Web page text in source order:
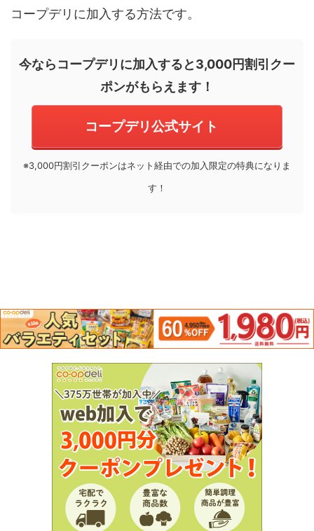
コープデリに加入する方法です。
今ならコープデリに加入すると3,000円割引クー
ポンがもらえます！
コープデリ公式サイト
※3,000円割引クーポンはネット経由での加入限定の特典になりま
す！